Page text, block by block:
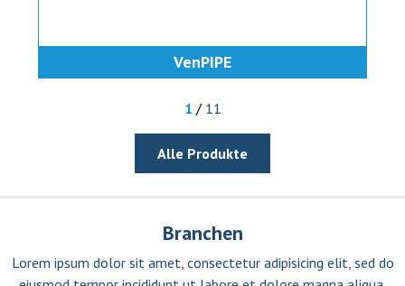
VenPIPE
1 / 11
Alle Produkte
Branchen
Lorem ipsum dolor sit amet, consectetur adipisicing elit, sed do